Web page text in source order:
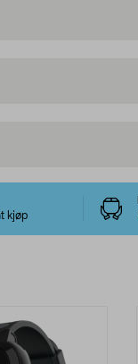
kjøp